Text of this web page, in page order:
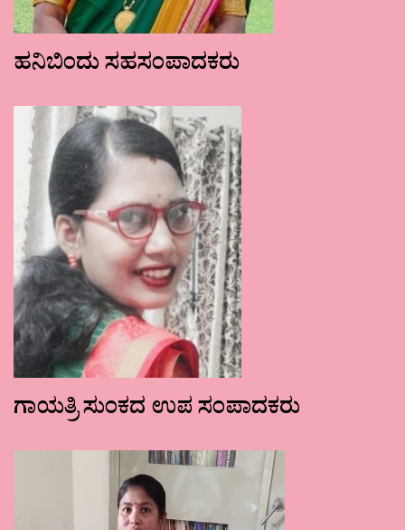
ಹನಿಬಿಂದು ಸಹಸಂಪಾದಕರು
ಗಾಯತ್ರಿ ಸುಂಕದ ಉಪ ಸಂಪಾದಕರು